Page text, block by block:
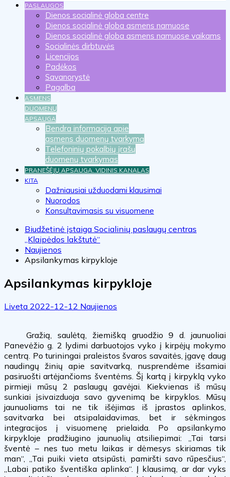
PASLAUGOS
Dienos socialinė globa centre
Dienos socialinė globa asmens namuose
Dienos socialinė globa asmens namuose vaikams
Socialinės dirbtuvės
Licencijos
Padėkos
Savanorystė
Pagalba
ASMENS
DUOMENŲ
APSAUGA
Bendra informacija apie
asmens duomenų tvarkymą
Telefoninių pokalbių įrašų
duomenų tvarkymas
PRANEŠĖJŲ APSAUGA. VIDINIS KANALAS
KITA
Dažniausiai užduodami klausimai
Nuorodos
Konsultavimasis su visuomene
Biudžetinė įstaiga Socialinių paslaugų centras
„Klaipėdos lakštutė“
Naujienos
Apsilankymas kirpykloje
Apsilankymas kirpykloje
Liveta 2022-12-12 Naujienos
Gražią, saulėtą, žiemišką gruodžio 9 d. jaunuoliai
Panevėžio g. 2 lydimi darbuotojos vyko į kirpėjų mokymo
centrą. Po turiningai praleistos švaros savaitės, įgavę daug
naudingų žinių apie savitvarką, nusprendėme išsamiai
pasiruošti artėjančioms šventėms. Šį kartą į kirpyklą vyko
pirmieji mūsų 2 paslaugų gavėjai. Kiekvienas iš mūsų
sunkiai įsivaizduoja savo gyvenimą be kirpyklos. Mūsų
jaunuoliams tai ne tik išėjimas iš įprastos aplinkos,
savitvarka bei atsipalaidavimas, bet ir sėkmingos
integracijos į visuomenę prielaida. Po apsilankymo
kirpykloje pradžiugino jaunuolių atsiliepimai: „Tai tarsi
šventė – nes tuo metu laikas ir dėmesys skiriamas tik
man“, „Tai puiki vieta atsipūsti, pamiršti savo rūpesčius“,
„Labai patiko šventiška aplinka“. Į klausimą, ar dar vyks